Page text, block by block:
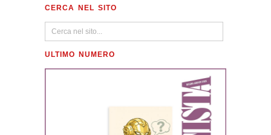
CERCA NEL SITO
ULTIMO NUMERO